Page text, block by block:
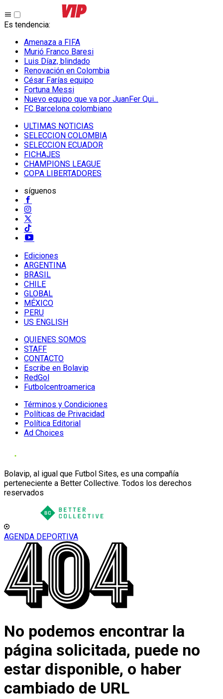
Es tendencia:
Amenaza a FIFA
Murió Franco Baresi
Luis Díaz, blindado
Renovación en Colombia
César Farías equipo
Fortuna Messi
Nuevo equipo que va por JuanFer Qui...
FC Barcelona colombiano
ULTIMAS NOTICIAS
SELECCION COLOMBIA
SELECCION ECUADOR
FICHAJES
CHAMPIONS LEAGUE
COPA LIBERTADORES
síguenos
Ediciones
ARGENTINA
BRASIL
CHILE
GLOBAL
MÉXICO
PERU
US ENGLISH
QUIENES SOMOS
STAFF
CONTACTO
Escribe en Bolavip
RedGol
Futbolcentroamerica
Términos y Condiciones
Políticas de Privacidad
Política Editorial
Ad Choices
Bolavip, al igual que Futbol Sites, es una compañía
perteneciente a Better Collective. Todos los derechos
reservados
AGENDA DEPORTIVA
No podemos encontrar la
página solicitada, puede no
estar disponible, o haber
cambiado de URL